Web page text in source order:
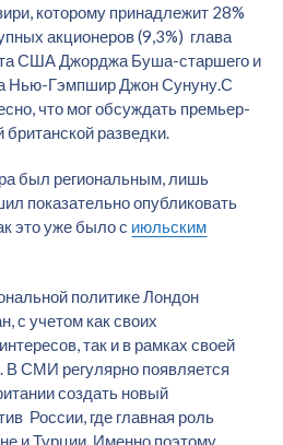
которому принадлежит 28%
акционеров (9,3%) глава
США Джорджа Буша-старшего и
Нью-Гэмпшир Джон Сунуну.С
что мог обсуждать премьер-
разведки.
был региональным, лишь
показательно опубликовать
это уже было с июльским
политике Лондон
с учетом как своих
так и в рамках своей
В СМИ регулярно появляется
создать новый
России, где главная роль
и Турции. Именно поэтому